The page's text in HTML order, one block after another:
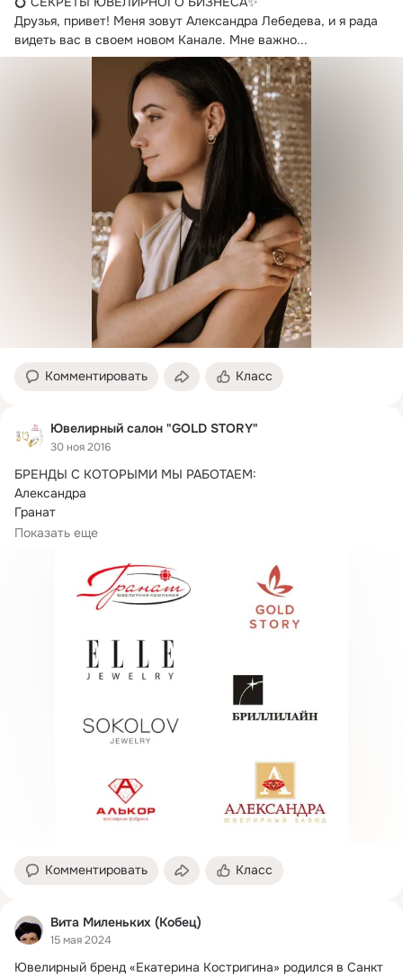
Друзья, привет! Меня зовут Александра Лебедева, и я рада
видеть вас в своем новом Канале. Мне важно...
Комментировать Класс
Ювелирный салон "GOLD STORY"
30 ноя 2016
БРЕНДЫ С КОТОРЫМИ МЫ РАБОТАЕМ:
Александра
Гранат
Алькор
Наши адреса:ТРЦ "Аквамолл", Московское шоссе 108, 1 этаж
Показать еще
Комментировать Класс
Вита Миленьких (Кобец)
15 мая 2024
Ювелирный бренд «Екатерина Костригина» родился в Санкт